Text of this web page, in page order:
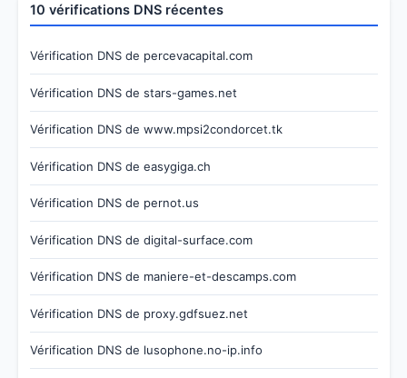
10 vérifications DNS récentes
Vérification DNS de percevacapital.com
Vérification DNS de stars-games.net
Vérification DNS de www.mpsi2condorcet.tk
Vérification DNS de easygiga.ch
Vérification DNS de pernot.us
Vérification DNS de digital-surface.com
Vérification DNS de maniere-et-descamps.com
Vérification DNS de proxy.gdfsuez.net
Vérification DNS de lusophone.no-ip.info